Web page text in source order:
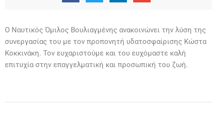
Ο Ναυτικός Όμιλος Βουλιαγμένης ανακοινώνει την λύση της
συνεργασίας του με τον προπονητή υδατοσφαίρισης Κώστα
Κοκκινάκη. Τον ευχαριστούμε και του ευχόμαστε καλή
επιτυχία στην επαγγελματική και προσωπική του ζωή.